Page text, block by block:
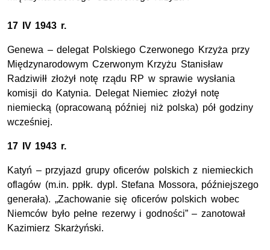
17 IV 1943 r.
Genewa – delegat Polskiego Czerwonego Krzyża przy
Międzynarodowym Czerwonym Krzyżu Stanisław
Radziwiłł złożył notę rządu RP w sprawie wysłania
komisji do Katynia. Delegat Niemiec złożył notę
niemiecką (opracowaną później niż polska) pół godziny
wcześniej.
17 IV 1943 r.
Katyń – przyjazd grupy oficerów polskich z niemieckich
oflagów (m.in. ppłk. dypl. Stefana Mossora, późniejszego
generała). „Zachowanie się oficerów polskich wobec
Niemców było pełne rezerwy i godności” – zanotował
Kazimierz Skarżyński.